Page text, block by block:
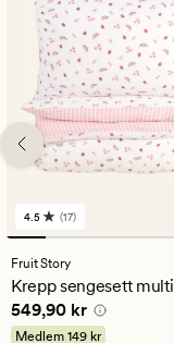
17
anmeldelser
med
en
gjennomsnittlig
vurdering
på
4.5 (17)
Fruit Story
Krepp sengesett multi
Pris 549,90 kr
549,90 kr
Medlem 149 kr